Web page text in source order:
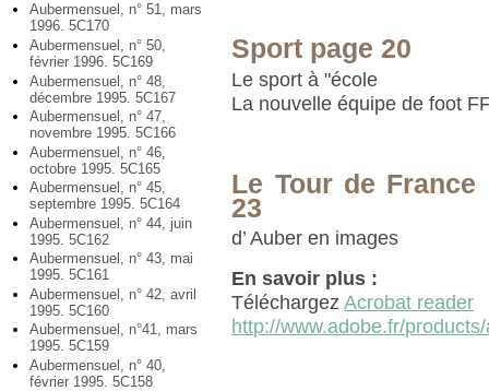
Aubermensuel, n° 51, mars
1996. 5C170
Aubermensuel, n° 50,
février 1996. 5C169
Aubermensuel, n° 48,
décembre 1995. 5C167
Aubermensuel, n° 47,
novembre 1995. 5C166
Aubermensuel, n° 46,
octobre 1995. 5C165
Aubermensuel, n° 45,
septembre 1995. 5C164
Aubermensuel, n° 44, juin
1995. 5C162
Aubermensuel, n° 43, mai
1995. 5C161
Aubermensuel, n° 42, avril
1995. 5C160
Aubermensuel, n°41, mars
1995. 5C159
Aubermensuel, n° 40,
février 1995. 5C158
Sport page 20
Le sport à "école
La nouvelle équipe de foot
Le Tour de
23
d’ Auber en images
En savoir plus :
TéléchargezAcrobat reader
http://www.adobe.fr/